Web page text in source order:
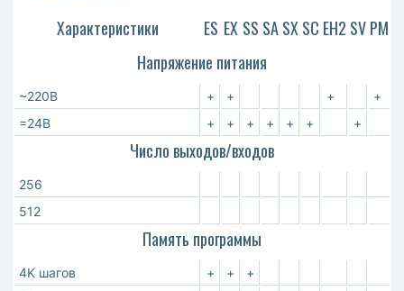
Характеристики
ES EX SS SASXSC EH2 SVPM
Напряжение питания
~220В + + +
+
=24В
+ + + + + + +
Число выходов/входов
256
512
Память программы
4K шагов + +
+